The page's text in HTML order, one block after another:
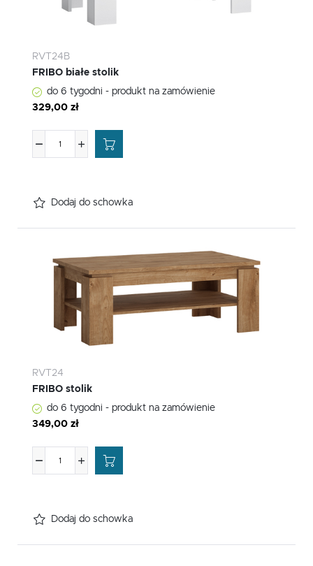
RVT24B
FRIBO białe stolik
do 6 tygodni - produkt na zamówienie
329,00 zł
Dodaj do schowka
RVT24
FRIBO stolik
do 6 tygodni - produkt na zamówienie
349,00 zł
Dodaj do schowka